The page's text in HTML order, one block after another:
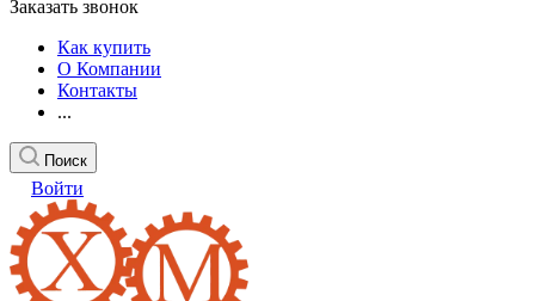
Заказать звонок
Как купить
О Компании
Контакты
...
Поиск
Войти